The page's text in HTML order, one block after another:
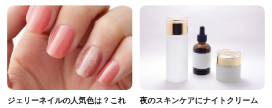
ジェリーネイルの人気色は？これ
夜のスキンケアにナイトクリーム